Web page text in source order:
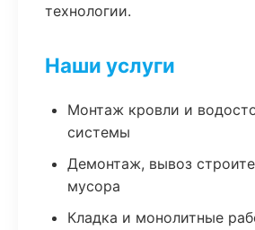
технологии.
Наши услуги
Монтаж кровли и
системы
Демонтаж, вывоз
мусора
Кладка и монолитные